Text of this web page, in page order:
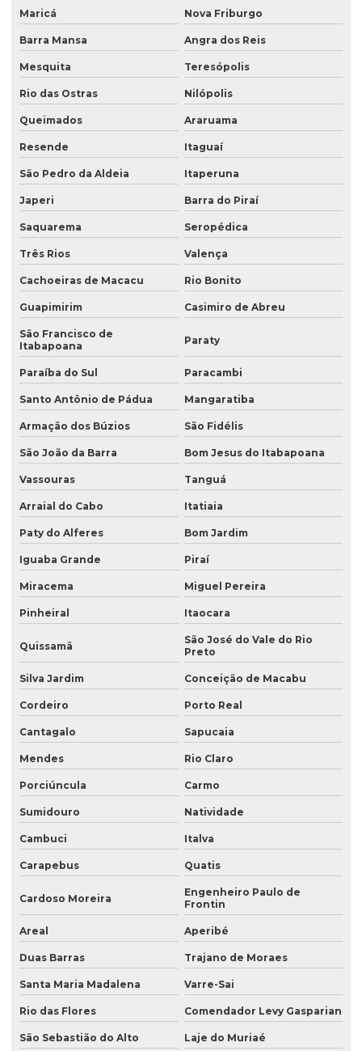
Maricá Nova Friburgo
Barra Mansa Angra dos Reis
Mesquita Teresópolis
Rio das Ostras Nilópolis
Queimados Araruama
Resende Itaguaí
São Pedro da Aldeia Itaperuna
Japeri Barra do Piraí
Saquarema Seropédica
Três Rios Valença
Cachoeiras de Macacu Rio Bonito
Guapimirim Casimiro de Abreu
São Francisco de
Itabapoana
Paraty
Paraíba do Sul Paracambi
Santo Antônio de Pádua Mangaratiba
Armação dos Búzios São Fidélis
São João da Barra Bom Jesus do Itabapoana
Vassouras Tanguá
Arraial do Cabo Itatiaia
Paty do Alferes Bom Jardim
Iguaba Grande Piraí
Miracema Miguel Pereira
Pinheiral Itaocara
Quissamã
São José do Vale do Rio
Preto
Silva Jardim Conceição de Macabu
Cordeiro Porto Real
Cantagalo Sapucaia
Mendes Rio Claro
Porciúncula Carmo
Sumidouro Natividade
Cambuci Italva
Carapebus Quatis
Cardoso Moreira
Engenheiro Paulo de
Frontin
Areal Aperibé
Duas Barras Trajano de Moraes
Santa Maria Madalena Varre-Sai
Rio das Flores Comendador Levy Gasparian
São Sebastião do Alto Laje do Muriaé